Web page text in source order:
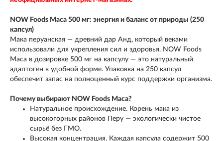
NOW Foods Maca 500 мг: энергия и баланс от природы (250
капсул)
Мака перуанская — древний дар Анд, который веками
использовали для укрепления сил и здоровья. NOW Foods
Maca в дозировке 500 мг на капсулу — это натуральный
адаптоген в удобной форме. Упаковка на 250 капсул
обеспечит запас на полноценный курс поддержки организма.
Почему выбирают NOW Foods Maca?
Натуральное происхождение. Корень мака из
высокогорных районов Перу — экологически чистое
сырьё без ГМО.
Высокая концентрация. Каждая капсула содержит 500